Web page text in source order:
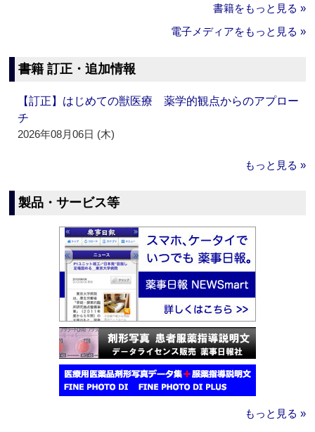
書籍をもっと見る »
電子メディアをもっと見る »
書籍 訂正・追加情報
【訂正】はじめての獣医療 薬学的観点からのアプロー
チ
2026年08月06日 (木)
もっと見る »
製品・サービス等
もっと見る »